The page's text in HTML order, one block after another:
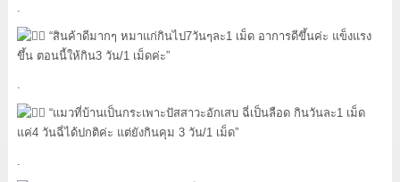
.
“สินค้าดีมากๆ หมาแก่กินไป7วันๆละ1 เม็ด อาการดีขึ้นค่ะ แข็งแรง
ขึ้น ตอนนี้ให้กิน3 วัน/1 เม็ดค่ะ”
.
“แมวที่บ้านเป็นกระเพาะปัสสาวะอักเสบ ฉี่เป็นลือด กินวันละ1 เม็ด
แค่4 วันฉี่ได้ปกติค่ะ แต่ยังกินคุม 3 วัน/1 เม็ด”
.